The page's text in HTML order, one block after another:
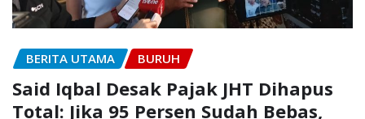
BERITA UTAMA BURUH
Said Iqbal Desak Pajak JHT Dihapus
Total: Jika 95 Persen Sudah Bebas,